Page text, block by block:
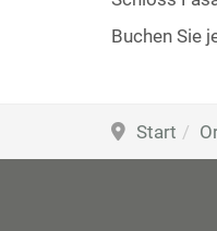
Buchen Sie
Start